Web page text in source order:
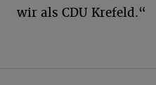
wir als CDU Krefeld.“